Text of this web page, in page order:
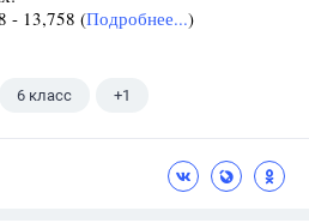
- 13,758 (Подробнее...)
6 класс +1